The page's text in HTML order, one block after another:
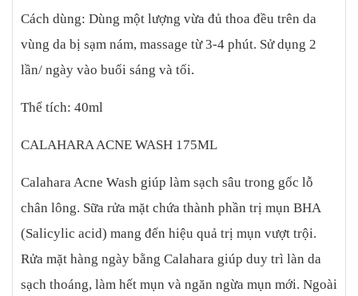
Cách dùng: Dùng một lượng vừa đủ thoa đều trên da
vùng da bị sạm nám, massage từ 3-4 phút. Sử dụng 2
lần/ ngày vào buổi sáng và tối.
Thể tích: 40ml
CALAHARA ACNE WASH 175ML
Calahara Acne Wash giúp làm sạch sâu trong gốc lỗ
chân lông. Sữa rửa mặt chứa thành phần trị mụn BHA
(Salicylic acid) mang đến hiệu quả trị mụn vượt trội.
Rửa mặt hàng ngày bằng Calahara giúp duy trì làn da
sạch thoáng, làm hết mụn và ngăn ngừa mụn mới. Ngoài